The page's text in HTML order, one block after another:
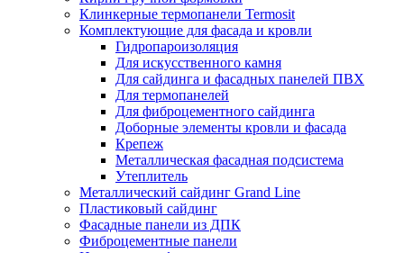
Клинкерные термопанели Termosit
Комплектующие для фасада и кровли
Гидропароизоляция
Для искусственного камня
Для сайдинга и фасадных панелей ПВХ
Для термопанелей
Для фиброцементного сайдинга
Доборные элементы кровли и фасада
Крепеж
Металлическая фасадная подсистема
Утеплитель
Металлический сайдинг Grand Line
Пластиковый сайдинг
Фасадные панели из ДПК
Фиброцементные панели